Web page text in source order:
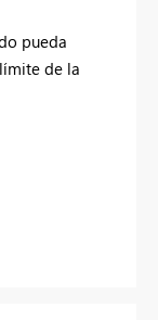
pueda
de la